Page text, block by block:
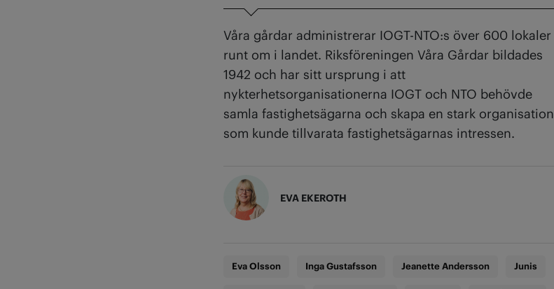
Våra gårdar administrerar IOGT-NTO:s över 600 lokaler
runt om i landet. Riksföreningen Våra Gårdar bildades
1942 och har sitt ursprung i att
nykterhetsorganisationerna IOGT och NTO behövde
samla fastighetsägarna och skapa en stark organisation
som kunde tillvarata fastighetsägarnas intressen.
EVA EKEROTH
Eva Olsson Inga Gustafsson Jeanette Andersson Junis